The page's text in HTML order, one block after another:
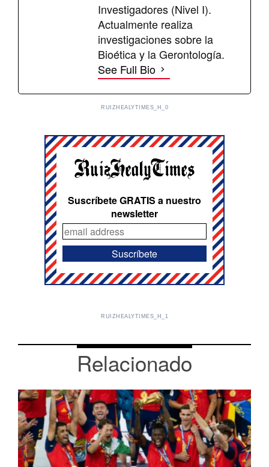
Investigadores (Nivel I).
Actualmente realiza
investigaciones sobre la
Bioética y la Gerontología.
See Full Bio
RUIZHEALYTIMES_H_0
Suscríbete GRATIS a nuestro
newsletter
RUIZHEALYTIMES_H_1
Relacionado